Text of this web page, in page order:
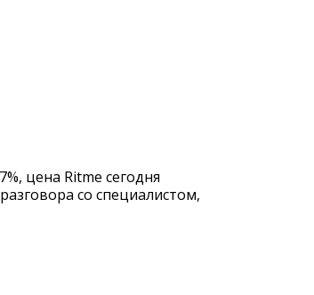
цена Ritme сегодня
со специалистом,